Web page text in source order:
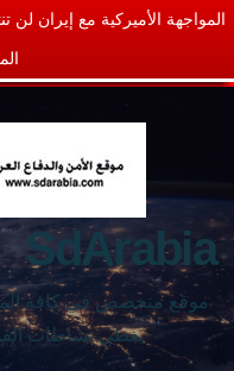
المواجهة الأميركية مع إيران لن
SdArabia
موقع متخصص في كافة
يغطي نشاطات